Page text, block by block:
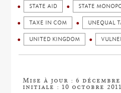
STATE AID STATE
TAXE IN COM UNEQUAL
UNITED KINGDOM
Mise à jour : 6
initiale : 10 octobre